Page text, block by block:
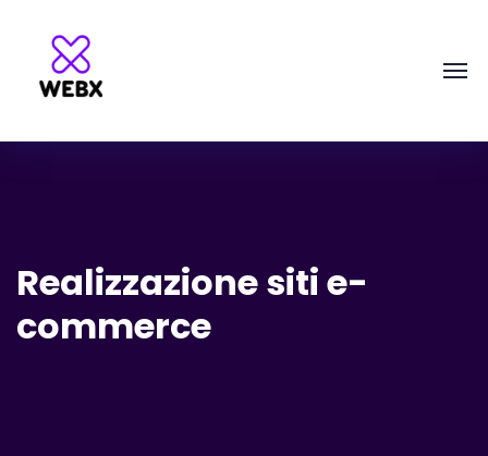
Realizzazione siti e-
commerce